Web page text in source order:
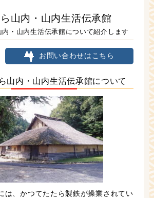
山内・山内生活伝承館
・山内生活伝承館について紹介します
お問い合わせはこちら
山内・山内生活伝承館について
は、かつてたたら製鉄が操業されてい